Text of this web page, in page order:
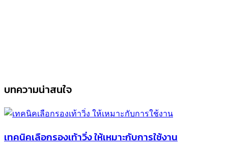
บทความน่าสนใจ
เทคนิคเลือกรองเท้าวิ่ง ให้เหมาะกับการใช้งาน